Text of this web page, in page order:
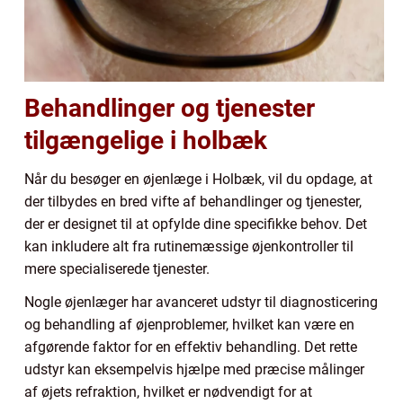
Behandlinger og tjenester
tilgængelige i holbæk
Når du besøger en øjenlæge i Holbæk, vil du opdage, at
der tilbydes en bred vifte af behandlinger og tjenester,
der er designet til at opfylde dine specifikke behov. Det
kan inkludere alt fra rutinemæssige øjenkontroller til
mere specialiserede tjenester.
Nogle øjenlæger har avanceret udstyr til diagnosticering
og behandling af øjenproblemer, hvilket kan være en
afgørende faktor for en effektiv behandling. Det rette
udstyr kan eksempelvis hjælpe med præcise målinger
af øjets refraktion, hvilket er nødvendigt for at